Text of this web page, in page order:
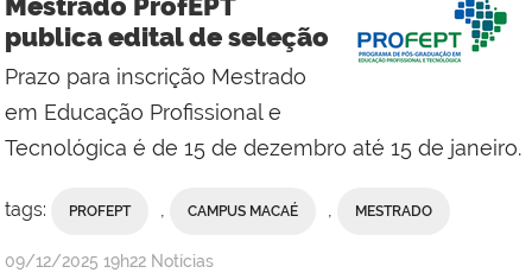
publica edital de seleção
Prazo para inscrição Mestrado
em Educação Profissional e
Tecnológica é de 15 de dezembro até 15 de janeiro.
tags: PROFEPT , CAMPUS MACAÉ , MESTRADO
por
publicado
09/12/2025 19h22 Notícias